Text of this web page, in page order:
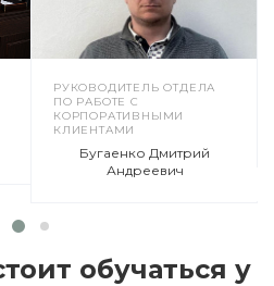
РУКОВОДИТЕЛЬ ОТДЕЛА
ПО РАБОТЕ С
КОРПОРАТИВНЫМИ
КЛИЕНТАМИ
Бугаенко Дмитрий
Андреевич
обучаться у